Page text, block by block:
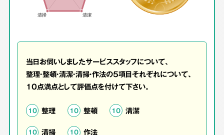
当日お伺いしましたサービススタッフについて、
整理・整頓・清潔・清掃・作法の5項目それぞれについて、
10点満点として評価点を付けて下さい。
10 整理 10 整頓 10 清潔
10 清掃 10 作法